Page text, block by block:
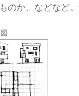
のか、などなど